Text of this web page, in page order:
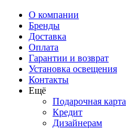
О компании
Бренды
Доставка
Оплата
Гарантии и возврат
Установка освещения
Контакты
Ещё
Подарочная карта
Кредит
Дизайнерам